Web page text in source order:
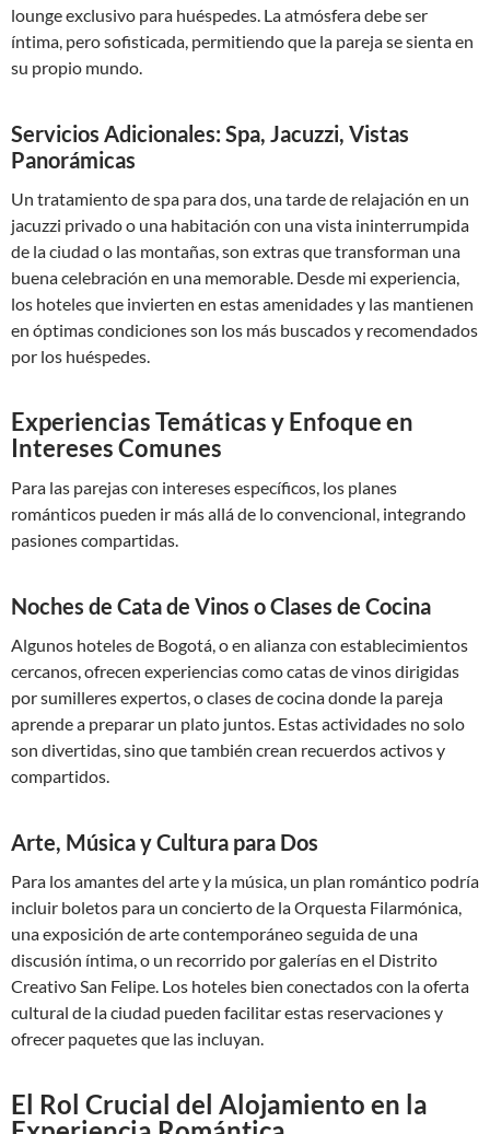
lounge exclusivo para huéspedes. La atmósfera debe ser
íntima, pero sofisticada, permitiendo que la pareja se sienta en
su propio mundo.
Servicios Adicionales: Spa, Jacuzzi, Vistas
Panorámicas
Un tratamiento de spa para dos, una tarde de relajación en un
jacuzzi privado o una habitación con una vista ininterrumpida
de la ciudad o las montañas, son extras que transforman una
buena celebración en una memorable. Desde mi experiencia,
los hoteles que invierten en estas amenidades y las mantienen
en óptimas condiciones son los más buscados y recomendados
por los huéspedes.
Experiencias Temáticas y Enfoque en
Intereses Comunes
Para las parejas con intereses específicos, los planes
románticos pueden ir más allá de lo convencional, integrando
pasiones compartidas.
Noches de Cata de Vinos o Clases de Cocina
Algunos hoteles de Bogotá, o en alianza con establecimientos
cercanos, ofrecen experiencias como catas de vinos dirigidas
por sumilleres expertos, o clases de cocina donde la pareja
aprende a preparar un plato juntos. Estas actividades no solo
son divertidas, sino que también crean recuerdos activos y
compartidos.
Arte, Música y Cultura para Dos
Para los amantes del arte y la música, un plan romántico podría
incluir boletos para un concierto de la Orquesta Filarmónica,
una exposición de arte contemporáneo seguida de una
discusión íntima, o un recorrido por galerías en el Distrito
Creativo San Felipe. Los hoteles bien conectados con la oferta
cultural de la ciudad pueden facilitar estas reservaciones y
ofrecer paquetes que las incluyan.
El Rol Crucial del Alojamiento en la